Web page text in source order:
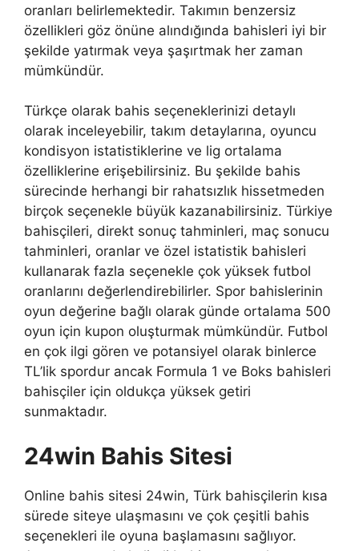
oranları belirlemektedir. Takımın benzersiz
özellikleri göz önüne alındığında bahisleri iyi bir
şekilde yatırmak veya şaşırtmak her zaman
mümkündür.
Türkçe olarak bahis seçeneklerinizi detaylı
olarak inceleyebilir, takım detaylarına, oyuncu
kondisyon istatistiklerine ve lig ortalama
özelliklerine erişebilirsiniz. Bu şekilde bahis
sürecinde herhangi bir rahatsızlık hissetmeden
birçok seçenekle büyük kazanabilirsiniz. Türkiye
bahisçileri, direkt sonuç tahminleri, maç sonucu
tahminleri, oranlar ve özel istatistik bahisleri
kullanarak fazla seçenekle çok yüksek futbol
oranlarını değerlendirebilirler. Spor bahislerinin
oyun değerine bağlı olarak günde ortalama 500
oyun için kupon oluşturmak mümkündür. Futbol
en çok ilgi gören ve potansiyel olarak binlerce
TL’lik spordur ancak Formula 1 ve Boks bahisleri
bahisçiler için oldukça yüksek getiri
sunmaktadır.
24win Bahis Sitesi
Online bahis sitesi 24win, Türk bahisçilerin kısa
sürede siteye ulaşmasını ve çok çeşitli bahis
seçenekleri ile oyuna başlamasını sağlıyor.